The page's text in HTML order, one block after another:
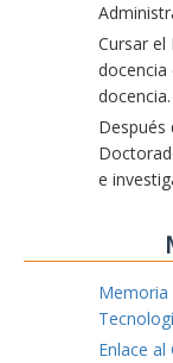
Cursar el
docencia
docencia.
Después
e
Memoria
Enlace